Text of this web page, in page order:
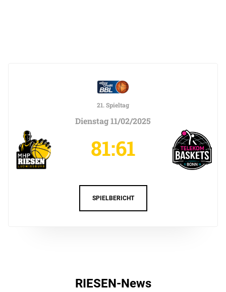
21. Spieltag
Dienstag 11/02/2025
81:61
SPIELBERICHT
RIESEN-News